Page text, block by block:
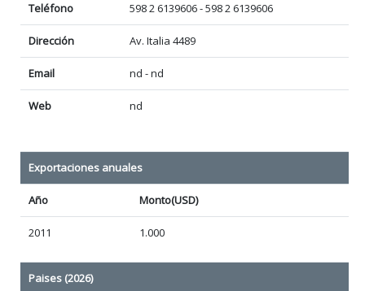
Teléfono 598 2 6139606 - 598 2 6139606
Dirección Av. Italia 4489
Email nd - nd
Web nd
Exportaciones anuales
Año Monto(USD)
2011 1.000
Paises (2026)